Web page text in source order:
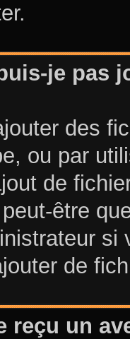
je pas
des
ou par
de
être
de
reçu un